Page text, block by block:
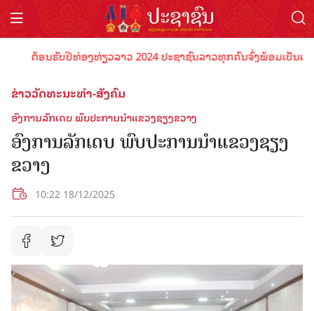
ຕ້ອນຮັບປີທ່ອງທ່ຽວລາວ 2024 ປະຊາຊົນລາວທຸກຄົນຈົ່ງພ້ອມເປັນເຈົ້
ຂ່າວວັດທະນະທຳ-ສັງຄົມ
ອົງການລັກເດບ ພົບປະການນຳແຂວງຊຽງຂວາງ
ອົງການລັກເດບ ພົບປະການນຳແຂວງຊຽງ
ຂວາງ
10:22 18/12/2025